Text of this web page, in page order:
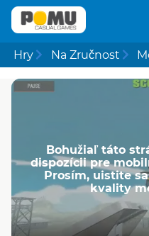
Hry Na Zručnost
Bohužiaľ táto
dispozícii pre
Prosím, uistite
kvality